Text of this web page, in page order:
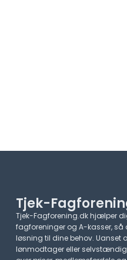
Tjek-
Tjek-Fagforening.dk hjælper
fagforeninger og A-kasser,
løsning til dine behov. Uanset
lønmodtager eller